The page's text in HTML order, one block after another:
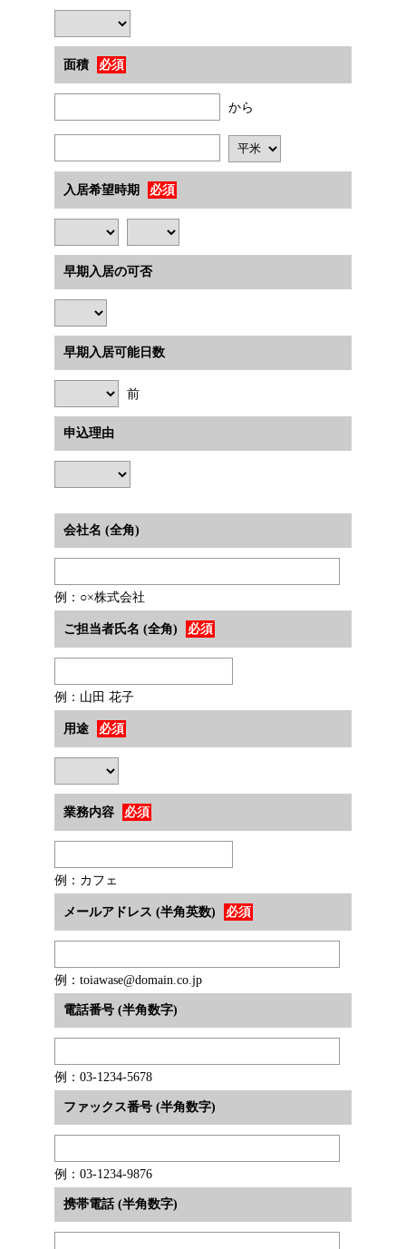
面積 必須
から
入居希望時期 必須
早期入居の可否
早期入居可能日数
前
申込理由
会社名 (全角)
例：○×株式会社
ご担当者氏名 (全角) 必須
例：山田 花子
用途 必須
業務内容 必須
例：カフェ
メールアドレス (半角英数) 必須
例：toiawase@domain.co.jp
電話番号 (半角数字)
例：03-1234-5678
ファックス番号 (半角数字)
例：03-1234-9876
携帯電話 (半角数字)